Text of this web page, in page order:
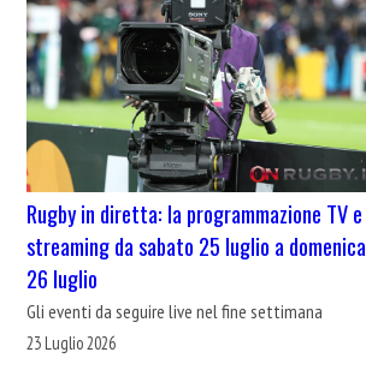
Rugby in diretta: la programmazione TV e
streaming da sabato 25 luglio a domenica
26 luglio
Gli eventi da seguire live nel fine settimana
23 Luglio 2026